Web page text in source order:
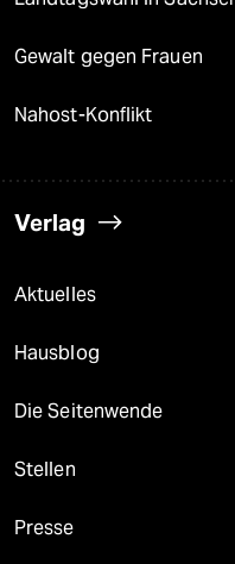
Gewalt gegen Frauen
Nahost-Konflikt
Verlag
Aktuelles
Hausblog
Die Seitenwende
Stellen
Presse